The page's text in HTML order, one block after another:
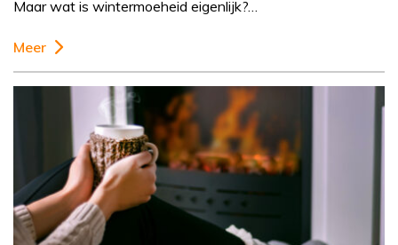
Maar wat is wintermoeheid eigenlijk?…
Meer